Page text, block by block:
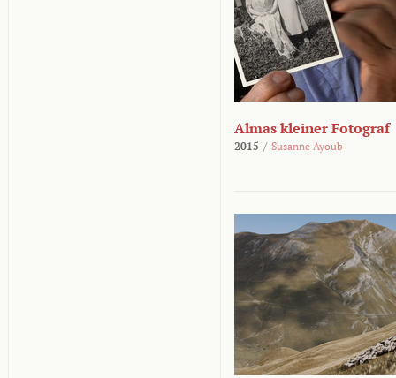
Almas kleiner Fotograf
2015 / Susanne Ayoub